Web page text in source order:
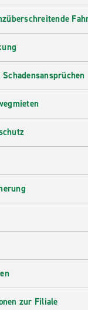
Rent-A-Car.
zur Filiale